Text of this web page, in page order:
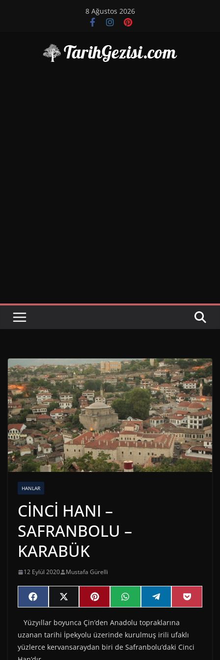
8 Ağustos 2026
HANLAR
CİNCİ HANI –
SAFRANBOLU –
KARABÜK
12 Eylül 2020 Mustafa Gürelli
Share
on
F
a
e
b
o
o
k
Share
on
X
(
w
i
t
t
Share
on
P
i
t
e
r
e
Share
on
W
h
t
s
A
p
Share
on
e
e
g
r
a
Share
on
P
o
Yüzyıllar boyunca Çin’den Anadolu topraklarına
uzanan tarihi İpekyolu üzerinde kurulmuş irili ufaklı
yüzlerce kervansaraydan biri de Safranbolu’daki Cinci